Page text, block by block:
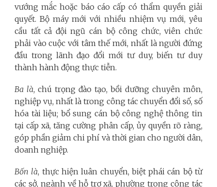
vướng mắc hoặc báo cáo cấp có thẩm quyền giải
quyết. Bộ máy mới với nhiều nhiệm vụ mới, yêu
cầu tất cả đội ngũ cán bộ công chức, viên chức
phải vào cuộc với tâm thế mới, nhất là người đứng
đầu trong lãnh đạo đổi mới tư duy, biến tư duy
thành hành động thực tiễn.
Ba là, chú trọng đào tạo, bồi dưỡng chuyên môn,
nghiệp vụ, nhất là trong công tác chuyển đổi số, số
hóa tài liệu; bổ sung cán bộ công nghệ thông tin
tại cấp xã, tăng cường phân cấp, ủy quyền rõ ràng,
góp phần giảm chi phí và thời gian cho người dân,
doanh nghiệp.
Bốn là, thực hiện luân chuyển, biệt phái cán bộ từ
các sở, ngành về hỗ trợ xã, phường trong công tác